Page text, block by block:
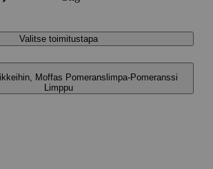
Valitse toimitustapa
Moffas Pomeranslimpa-Pomeranssi
Limppu